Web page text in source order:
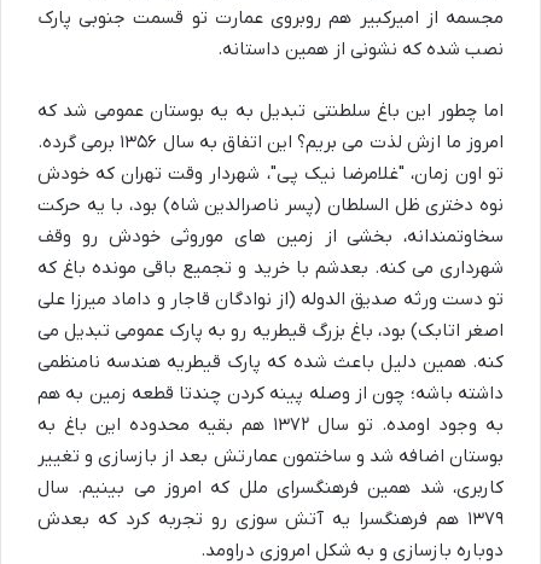
مجسمه از امیرکبیر هم روبروی عمارت تو قسمت جنوبی پارک
نصب شده که نشونی از همین داستانه.
اما چطور این باغ سلطنتی تبدیل به یه بوستان عمومی شد که
امروز ما ازش لذت می بریم؟ این اتفاق به سال ۱۳۵۶ برمی گرده.
تو اون زمان، "غلامرضا نیک پی"، شهردار وقت تهران که خودش
نوه دختری ظل السلطان (پسر ناصرالدین شاه) بود، با یه حرکت
سخاوتمندانه، بخشی از زمین های موروثی خودش رو وقف
شهرداری می کنه. بعدشم با خرید و تجمیع باقی مونده باغ که
تو دست ورثه صدیق الدوله (از نوادگان قاجار و داماد میرزا علی
اصغر اتابک) بود، باغ بزرگ قیطریه رو به پارک عمومی تبدیل می
کنه. همین دلیل باعث شده که پارک قیطریه هندسه نامنظمی
داشته باشه؛ چون از وصله پینه کردن چندتا قطعه زمین به هم
به وجود اومده. تو سال ۱۳۷۲ هم بقیه محدوده این باغ به
بوستان اضافه شد و ساختمون عمارتش بعد از بازسازی و تغییر
کاربری، شد همین فرهنگسرای ملل که امروز می بینیم. سال
۱۳۷۹ هم فرهنگسرا یه آتش سوزی رو تجربه کرد که بعدش
دوباره بازسازی و به شکل امروزی دراومد.